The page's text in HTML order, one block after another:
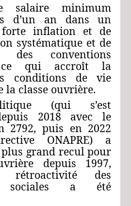
minimum
d’un an dans un
forte inflation et de
systématique et de
des conventions
ce qui accroît la
conditions de vie
la classe ouvrière.
(qui s’est
2018 avec le
2792, puis en 2022
ONAPRE) a
grand recul pour
depuis 1997,
des
sociales a été